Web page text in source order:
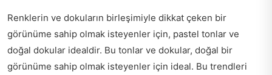
Renklerin ve dokuların birleşimiyle dikkat çeken bir
görünüme sahip olmak isteyenler için, pastel tonlar ve
doğal dokular idealdir. Bu tonlar ve dokular, doğal bir
görünüme sahip olmak isteyenler için ideal. Bu trendleri